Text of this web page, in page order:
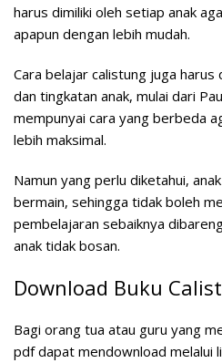
harus dimiliki oleh setiap anak
apapun dengan lebih mudah.
Cara belajar calistung juga harus
dan tingkatan anak, mulai dari
mempunyai cara yang berbeda
lebih maksimal.
Namun yang perlu diketahui,
bermain, sehingga tidak boleh
pembelajaran sebaiknya
anak tidak bosan.
Download Buku
Bagi orang tua atau guru yang
pdf dapat mendownload melalui